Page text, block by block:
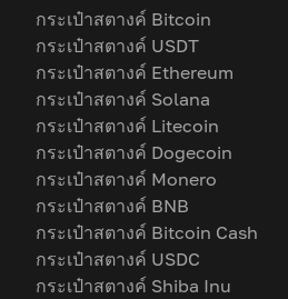
กระเป๋าสตางค์ Bitcoin
กระเป๋าสตางค์ USDT
กระเป๋าสตางค์ Ethereum
กระเป๋าสตางค์ Solana
กระเป๋าสตางค์ Litecoin
กระเป๋าสตางค์ Dogecoin
กระเป๋าสตางค์ Monero
กระเป๋าสตางค์ BNB
กระเป๋าสตางค์ Bitcoin Cash
กระเป๋าสตางค์ USDC
กระเป๋าสตางค์ Shiba Inu